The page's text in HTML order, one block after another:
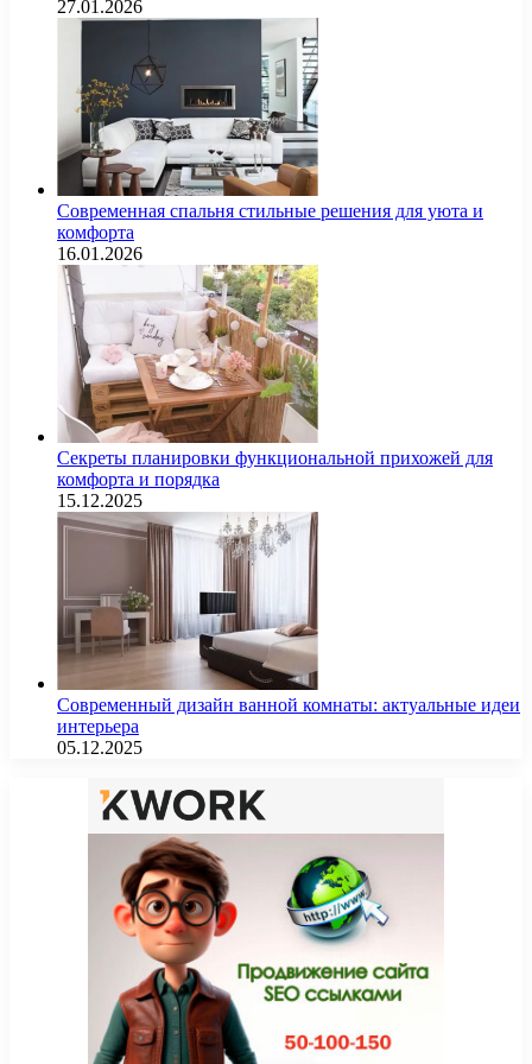
27.01.2026
Современная спальня стильные решения для уюта и
комфорта
16.01.2026
Секреты планировки функциональной прихожей для
комфорта и порядка
15.12.2025
Современный дизайн ванной комнаты: актуальные идеи
интерьера
05.12.2025